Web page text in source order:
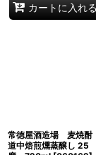
カートに入れる
常徳屋酒造場 麦焼酎
道中焙煎燻蒸醸し 25